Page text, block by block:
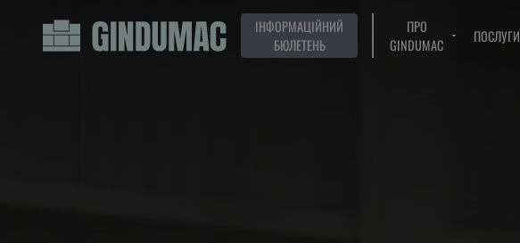
ІНФОРМАЦІЙНИЙ
БЮЛЕТЕНЬ
ПРО
GINDUMAC
ПОСЛУГИ